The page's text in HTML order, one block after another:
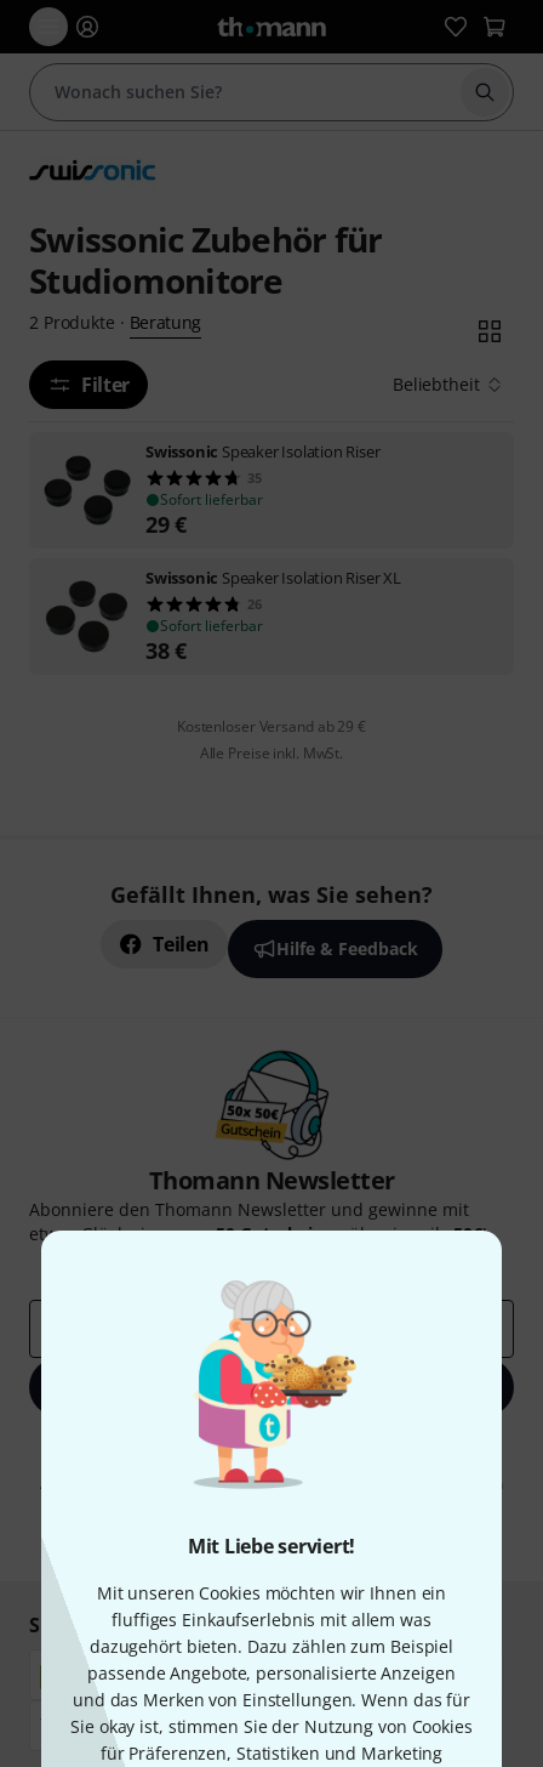
Mit Liebe serviert!
Mit unseren Cookies möchten wir Ihnen ein
fluffiges Einkaufserlebnis mit allem was
dazugehört bieten. Dazu zählen zum Beispiel
passende Angebote, personalisierte Anzeigen
und das Merken von Einstellungen. Wenn das für
Sie okay ist, stimmen Sie der Nutzung von Cookies
für Präferenzen, Statistiken und Marketing
Suche
Swissonic Zubehör für
Studiomonitore
2 Produkte · Beratung
Filter Beliebtheit
Swissonic Speaker Isolation Riser
35
Sofort lieferbar
29€
Swissonic Speaker Isolation Riser XL
26
Sofort lieferbar
38€
Kostenloser Versand ab 29 €
Alle Preise inkl. MwSt.
Gefällt Ihnen, was Sie sehen?
Teilen Hilfe & Feedback
Thomann Newsletter
Abonniere den Thomann Newsletter und gewinne mit
etwas Glück einen von50 Gutscheinenüber jeweils50€!
Jetzt anmelden
Mit Klick auf „Jetzt anmelden“ stimmen Sie dem Erhalt von E-Mail-
Werbung und einer Messung des E-Mail-Nutzungsverhaltens zu. Die
Abmeldung ist jederzeit möglich. Weitere Informationen finden Sie in
* Pflichtfeld
Sicher einkaufen & bezahlen